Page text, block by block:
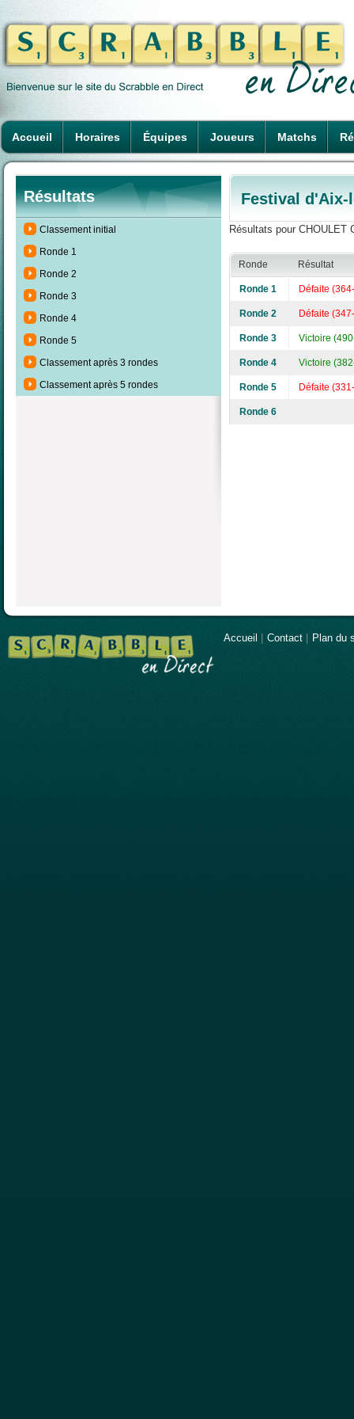
Accueil Horaires Équipes Joueurs Matchs
Résultats
Classement initial
Ronde 1
Ronde 2
Ronde 3
Ronde 4
Ronde 5
Classement après 3 rondes
Classement après 5 rondes
Festival d'Aix-
Résultats pour CHOULET
Ronde Résultat
Ronde 1 Défaite
Ronde 2 Défaite
Ronde 3 Victoire
Ronde 4 Victoire
Ronde 5 Défaite
Ronde 6
Accueil Contact Plan du